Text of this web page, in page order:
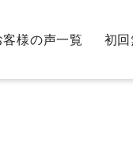
客様の声一覧 初